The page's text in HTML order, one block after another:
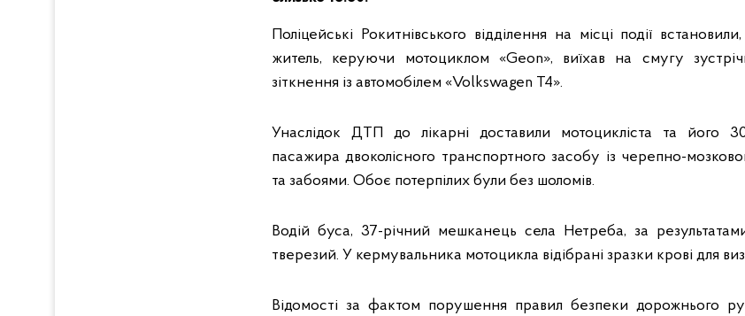
Поліцейські Рокитнівського відділення на місці події
житель, керуючи мотоциклом «Geon», виїхав на смугу
зіткнення із автомобілем «Volkswagen T4».
Унаслідок ДТП до лікарні доставили мотоцикліста та його
пасажира двоколісного транспортного засобу із черепно-
та забоями. Обоє потерпілих були без шоломів.
Водій буса, 37-річний мешканець села Нетреба, за
тверезий. У кермувальника мотоцикла відібрані зразки крові для
Відомості за фактом порушення правил безпеки дорожнього